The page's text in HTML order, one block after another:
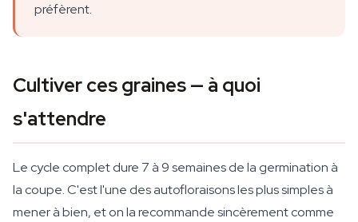
préfèrent.
Cultiver ces graines — à quoi
s'attendre
Le cycle complet dure 7 à 9 semaines de la germination à
la coupe. C'est l'une des autofloraisons les plus simples à
mener à bien, et on la recommande sincèrement comme